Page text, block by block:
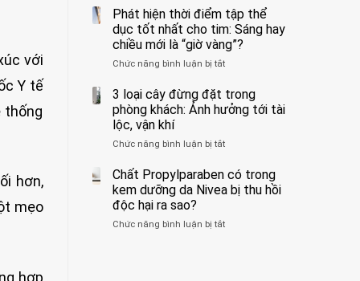
với
Y tế
thống
hơn,
mẹo
hợp
ăn
nhiều
có
thể
hại
thận
tác
hại
của
1
kiểu
đối
với
và
Bạn
nên
đàn
ông
phát
hiện
mắc
bệnh
ung
lúc
Phát hiện thời điểm tập thể
dục tốt nhất cho tim: Sáng hay
chiều mới là “giờ vàng”?
Chức năng bình luận bị tắtở
hiện
thời
điểm
thể
tốt
nhất
cho
Sáng
3 loại cây đừng đặt trong
phòng khách: Ảnh hưởng tới tài
lộc, vận khí
Chức năng bình luận bị tắtở
loại
cây
đừng
trong
Chất Propylparaben có trong
kem dưỡng da Nivea bị thu hồi
độc hại ra sao?
Chức năng bình luận bị tắtở